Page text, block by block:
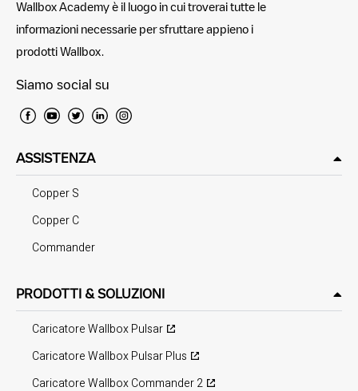
Wallbox Academy è il luogo in cui troverai tutte le
informazioni necessarie per sfruttare appieno i
prodotti Wallbox.
Siamo social su
ASSISTENZA
Copper S
Copper C
Commander
PRODOTTI & SOLUZIONI
Caricatore Wallbox Pulsar
Caricatore Wallbox Pulsar Plus
Caricatore Wallbox Commander 2